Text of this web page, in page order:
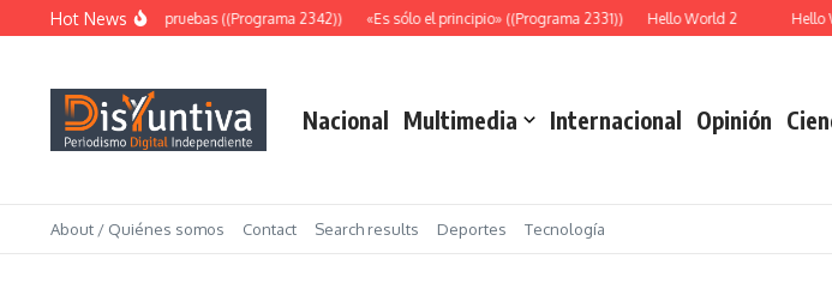
Saltar al contenido
Hot News
Abundantes pruebas ((Programa 2342)) «Es sólo el principio» ((Programa 2331)) Hello World 2 Hello
Nacional Multimedia Internacional Opinión
About / Quiénes somos Contact Search results Deportes Tecnología